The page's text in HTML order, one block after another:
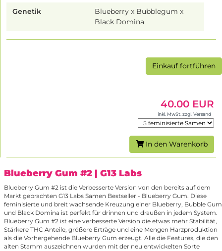
Genetik
Blueberry x Bubblegum x
Black Domina
Einkauf fortführen
40.00 EUR
inkl. MwSt. zzgl. Versand
In den Warenkorb
Blueberry Gum #2 | G13 Labs
Blueberry Gum #2 ist die Verbesserte Version von den bereits auf dem
Markt gebrachten G13 Labs Samen Bestseller - Blueberry Gum. Diese
feminisierte und breit wachsende Kreuzung einer Blueberry, Bubble Gum
und Black Domina ist perfekt für drinnen und draußen in jedem System.
Blueberry Gum #2 ist eine verbesserte Version die etwas mehr Stabilität,
Stärkere THC Anteile, größere Erträge und eine Mengen Harzproduktion
als die Vorhergehende Blueberry Gum erzeugt. Alle die Features, die den
alten Stamm auszeichnen wurden mit der neu entwickelten Sorte